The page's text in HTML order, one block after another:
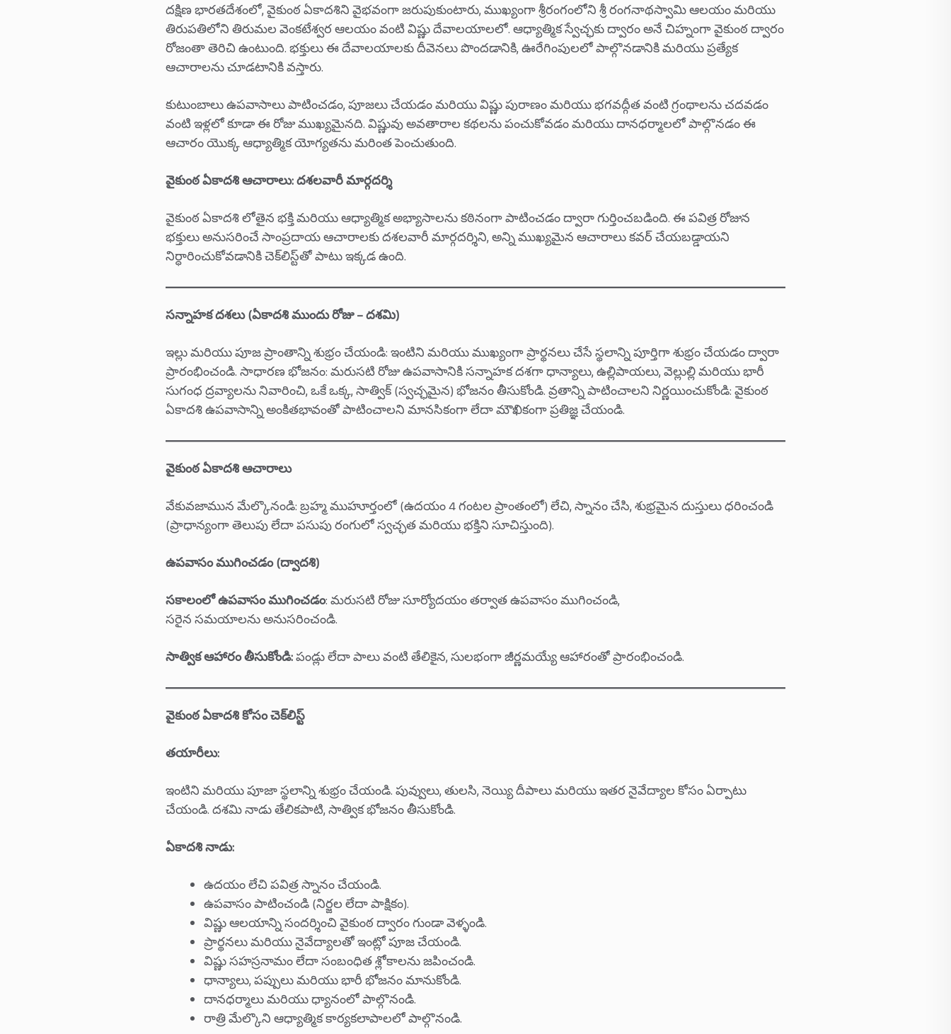
దక్షిణ భారతదేశంలో, వైకుంఠ ఏకాదశిని వైభవంగా జరుపుకుంటారు, ముఖ్యంగా శ్రీరంగంలోని శ్రీ రంగనాథస్వామి ఆలయం మరియు
తిరుపతిలోని తిరుమల వెంకటేశ్వర ఆలయం వంటి విష్ణు దేవాలయాలలో. ఆధ్యాత్మిక స్వేచ్ఛకు ద్వారం అనే చిహ్నంగా వైకుంఠ ద్వారం
రోజంతా తెరిచి ఉంటుంది. భక్తులు ఈ దేవాలయాలకు దీవెనలు పొందడానికి, ఊరేగింపులలో పాల్గొనడానికి మరియు ప్రత్యేక
ఆచారాలను చూడటానికి వస్తారు.
కుటుంబాలు ఉపవాసాలు పాటించడం, పూజలు చేయడం మరియు విష్ణు పురాణం మరియు భగవద్గీత వంటి గ్రంథాలను చదవడం
వంటి ఇళ్లలో కూడా ఈ రోజు ముఖ్యమైనది. విష్ణువు అవతారాల కథలను పంచుకోవడం మరియు దానధర్మాలలో పాల్గొనడం ఈ
ఆచారం యొక్క ఆధ్యాత్మిక యోగ్యతను మరింత పెంచుతుంది.
వైకుంఠ ఏకాదశి ఆచారాలు: దశలవారీ మార్గదర్శి
వైకుంఠ ఏకాదశి లోతైన భక్తి మరియు ఆధ్యాత్మిక అభ్యాసాలను కఠినంగా పాటించడం ద్వారా గుర్తించబడింది. ఈ పవిత్ర రోజున
భక్తులు అనుసరించే సాంప్రదాయ ఆచారాలకు దశలవారీ మార్గదర్శిని, అన్ని ముఖ్యమైన ఆచారాలు కవర్ చేయబడ్డాయని
నిర్ధారించుకోవడానికి చెక్‌లిస్ట్‌తో పాటు ఇక్కడ ఉంది.
సన్నాహక దశలు (ఏకాదశి ముందు రోజు – దశమి)
ఇల్లు మరియు పూజ ప్రాంతాన్ని శుభ్రం చేయండి: ఇంటిని మరియు ముఖ్యంగా ప్రార్థనలు చేసే స్థలాన్ని పూర్తిగా శుభ్రం చేయడం ద్వారా
ప్రారంభించండి. సాధారణ భోజనం: మరుసటి రోజు ఉపవాసానికి సన్నాహక దశగా ధాన్యాలు, ఉల్లిపాయలు, వెల్లుల్లి మరియు భారీ
సుగంధ ద్రవ్యాలను నివారించి, ఒకే ఒక్క, సాత్విక్ (స్వచ్ఛమైన) భోజనం తీసుకోండి. వ్రతాన్ని పాటించాలని నిర్ణయించుకోండి: వైకుంఠ
ఏకాదశి ఉపవాసాన్ని అంకితభావంతో పాటించాలని మానసికంగా లేదా మౌఖికంగా ప్రతిజ్ఞ చేయండి.
వైకుంఠ ఏకాదశి ఆచారాలు
వేకువజామున మేల్కొనండి: బ్రహ్మ ముహూర్తంలో (ఉదయం 4 గంటల ప్రాంతంలో) లేచి, స్నానం చేసి, శుభ్రమైన దుస్తులు ధరించండి
(ప్రాధాన్యంగా తెలుపు లేదా పసుపు రంగులో స్వచ్ఛత మరియు భక్తిని సూచిస్తుంది).
ఉపవాసం ముగించడం (ద్వాదశి)
సకాలంలో ఉపవాసం ముగించడం: మరుసటి రోజు సూర్యోదయం తర్వాత ఉపవాసం ముగించండి,
సరైన సమయాలను అనుసరించండి.
సాత్విక ఆహారం తీసుకోండి:పండ్లు లేదా పాలు వంటి తేలికైన, సులభంగా జీర్ణమయ్యే ఆహారంతో ప్రారంభించండి.
వైకుంఠ ఏకాదశి కోసం చెక్‌లిస్ట్
తయారీలు:
ఇంటిని మరియు పూజా స్థలాన్ని శుభ్రం చేయండి. పువ్వులు, తులసి, నెయ్యి దీపాలు మరియు ఇతర నైవేద్యాల కోసం ఏర్పాటు
చేయండి. దశమి నాడు తేలికపాటి, సాత్విక భోజనం తీసుకోండి.
ఏకాదశి నాడు:
ఉదయం లేచి పవిత్ర స్నానం చేయండి.
ఉపవాసం పాటించండి (నిర్జల లేదా పాక్షికం).
విష్ణు ఆలయాన్ని సందర్శించి వైకుంఠ ద్వారం గుండా వెళ్ళండి.
ప్రార్థనలు మరియు నైవేద్యాలతో ఇంట్లో పూజ చేయండి.
విష్ణు సహస్రనామం లేదా సంబంధిత శ్లోకాలను జపించండి.
ధాన్యాలు, పప్పులు మరియు భారీ భోజనం మానుకోండి.
దానధర్మాలు మరియు ధ్యానంలో పాల్గొనండి.
రాత్రి మేల్కొని ఆధ్యాత్మిక కార్యకలాపాలలో పాల్గొనండి.